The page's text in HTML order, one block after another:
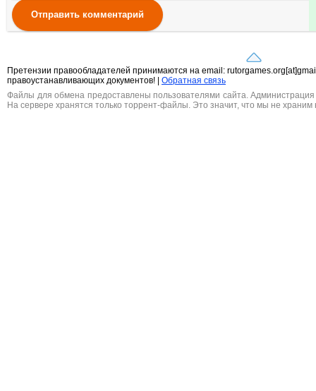
Отправить комментарий
Претензии правообладателей принимаются на email:
правоустанавливающих документов! | Обратная связь
Файлы для обмена предоставлены пользователями сайта. Администрация
На сервере хранятся только торрент-файлы. Это значит, что мы не